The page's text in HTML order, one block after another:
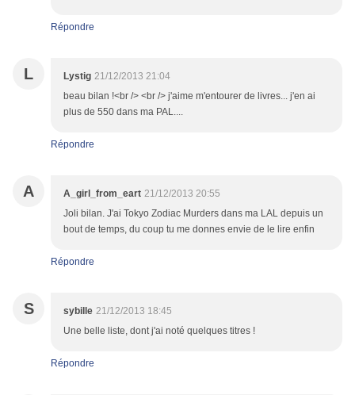
Répondre
L Lystig 21/12/2013 21:04
beau bilan !<br /> <br /> j'aime m'entourer de livres... j'en ai
plus de 550 dans ma PAL....
Répondre
A A_girl_from_eart 21/12/2013 20:55
Joli bilan. J'ai Tokyo Zodiac Murders dans ma LAL depuis un
bout de temps, du coup tu me donnes envie de le lire enfin
Répondre
S sybille 21/12/2013 18:45
Une belle liste, dont j'ai noté quelques titres !
Répondre